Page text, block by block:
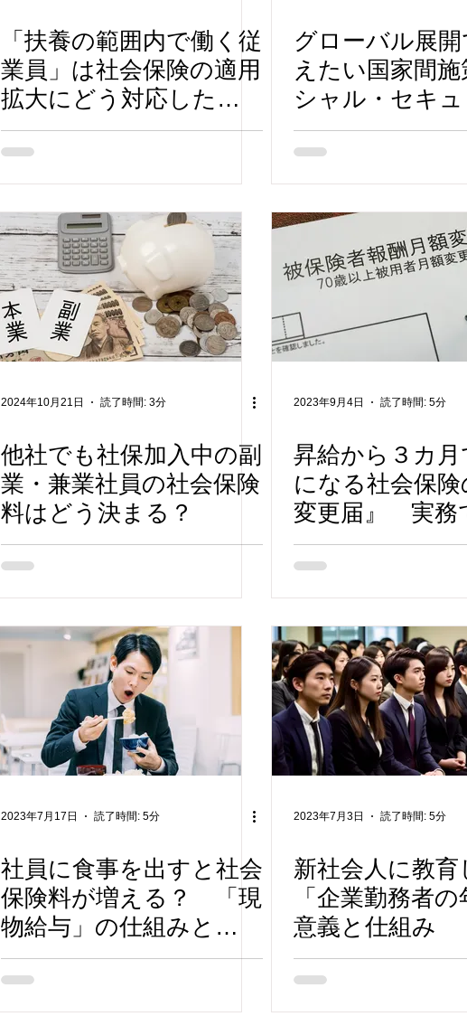
「扶養の範囲内で働く従
業員」は社会保険の適用
拡大にどう対応したの
か
グローバル展開
えたい国家間
シャル・セキ
ー・アグリー
とは
2024年10月21日 読了時間: 3分
他社でも社保加入中の副
業・兼業社員の社会保険
料はどう決まる？
2023年9月4日 読了時間: 5分
昇給から３カ月
になる社会保
変更届』 実務
る勘違い３選
2023年7月17日 読了時間: 5分
社員に食事を出すと社会
保険料が増える？ 「現
物給与」の仕組みと
2023年４月からの変更
点を解説
2023年7月3日 読了時間: 5分
新社会人に教育
「企業勤務者
意義と仕組み